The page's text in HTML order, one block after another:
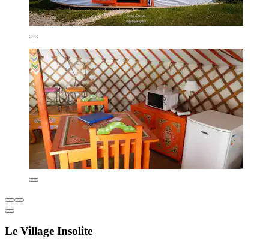
Le Village Insolite